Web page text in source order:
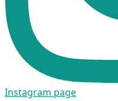
Instagram page